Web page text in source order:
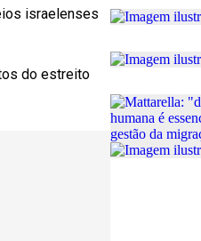
israelenses
do estreito